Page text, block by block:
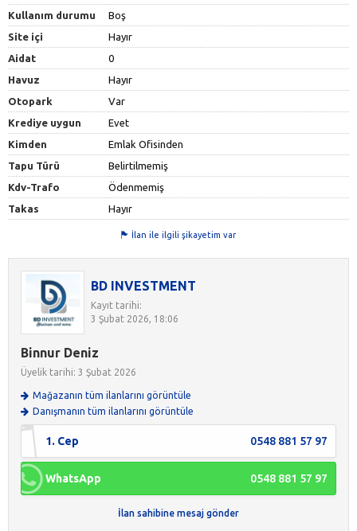
Kullanım durumu
Boş
Site içi
Hayır
Aidat
0
Havuz
Hayır
Otopark
Var
Krediye uygun
Evet
Kimden
Emlak Ofisinden
Tapu Türü
Belirtilmemiş
Kdv-Trafo
Ödenmemiş
Takas
Hayır
İlan ile ilgili şikayetim var
BD INVESTMENT
Kayıt tarihi:
3 Şubat 2026, 18:06
Binnur Deniz
Üyelik tarihi: 3 Şubat 2026
Mağazanın tüm ilanlarını görüntüle
Danışmanın tüm ilanlarını görüntüle
1. Cep 0548 881 57 97
WhatsApp 0548 881 57 97
İlan sahibine mesaj gönder